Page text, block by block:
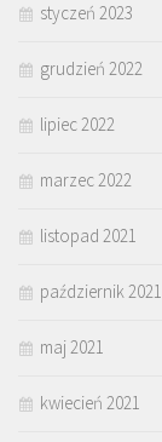
styczeń 2023
grudzień 2022
lipiec 2022
marzec 2022
listopad 2021
październik 2021
maj 2021
kwiecień 2021